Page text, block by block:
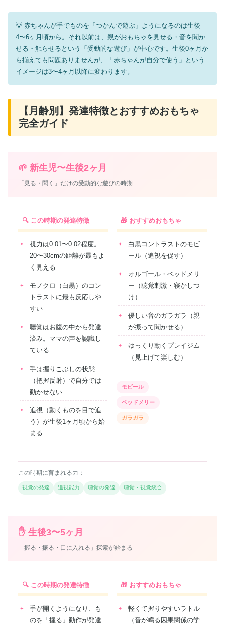
赤ちゃんが手でものを「つかんで遊ぶ」ようになるのは生後
4〜6ヶ月頃から。それ以前は、親がおもちゃを見せる・音を聞か
せる・触らせるという「受動的な遊び」が中心です。生後0ヶ月か
ら揃えても問題ありませんが、「赤ちゃんが自分で使う」という
イメージは3〜4ヶ月以降に変わります。
【月齢別】発達特徴とおすすめおもちゃ
完全ガイド
🌱 新生児〜生後2ヶ月
「見る・聞く」だけの受動的な遊びの時期
🔍 この時期の発達特徴
視力は0.01〜0.02程度。
20〜30cmの距離が最もよ
く見える
モノクロ（白黒）のコン
トラストに最も反応しや
すい
聴覚はお腹の中から発達
済み。ママの声を認識し
ている
手は握りこぶしの状態
（把握反射）で自分では
動かせない
追視（動くものを目で追
う）が生後1ヶ月頃から始
まる
🎁 おすすめおもちゃ
白黒コントラストのモビ
ール（追視を促す）
オルゴール・ベッドメリ
ー（聴覚刺激・寝かしつ
け）
優しい音のガラガラ（親
が振って聞かせる）
ゆっくり動くプレイジム
（見上げて楽しむ）
モビール
ベッドメリー
ガラガラ
この時期に育まれる力：
視覚の発達 追視能力 聴覚の発達 聴覚・視覚統合
✋ 生後3〜5ヶ月
「握る・振る・口に入れる」探索が始まる
🔍 この時期の発達特徴
手が開くようになり、も
のを「握る」動作が発達
🎁 おすすめおもちゃ
軽くて握りやすいラトル
（音が鳴る因果関係の学